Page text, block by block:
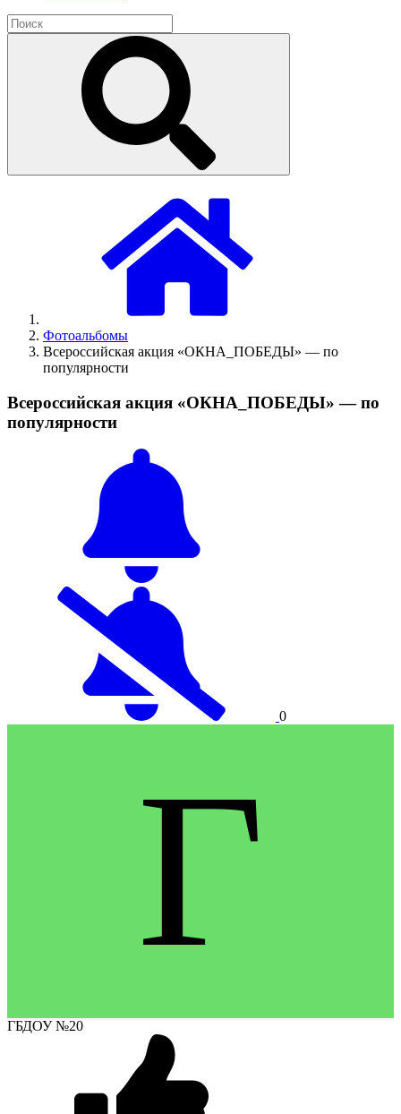
Фотоальбомы
Всероссийская акция «ОКНА_ПОБЕДЫ» — по
популярности
Всероссийская акция «ОКНА_ПОБЕДЫ» — по
популярности
0
Г
ГБДОУ №20